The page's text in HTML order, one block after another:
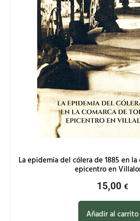
La epidemia del cólera de 1885 en
epicentro en
15,00 €
Añadir al carrito